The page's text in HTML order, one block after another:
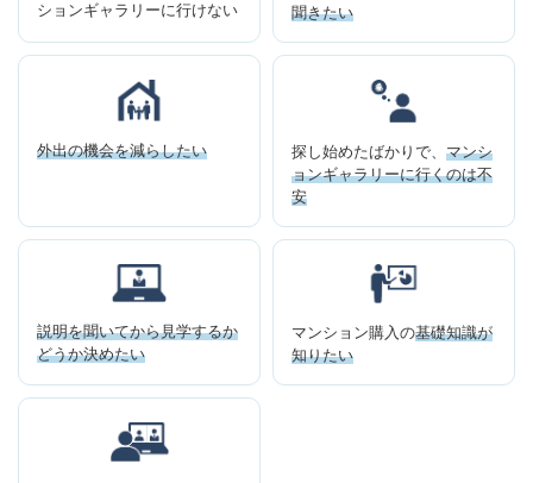
ションギャラリーに行けない
聞きたい
外出の機会を減らしたい 探し始めたばかりで、 マンシ
ョンギャラリーに行くのは不
安
説明を聞いてから見学するか
どうか決めたい
マンション購入の基礎知識が
知りたい